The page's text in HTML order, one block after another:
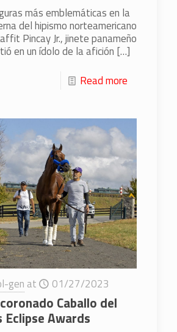
más emblemáticas en la
del hipismo norteamericano
Pincay Jr., jinete panameño
en un ídolo de la afición […]
Read more
gen at 01/27/2023
Caballo del
Eclipse Awards